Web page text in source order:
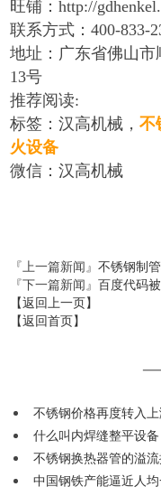
旺铺：http://
联系方式：400-833-
地址：广东省佛山
13号
推荐阅读:
标签：汉高机械，不
火设备
微信：汉高机械
『上一篇新闻』不锈钢制
『下一篇新闻』百度代码
【返回上一页】
【返回首页】
—
不锈钢价格再度转入
什么叫内焊缝整平设备
不锈钢换热器管的溢
中国钢铁产能逼近人